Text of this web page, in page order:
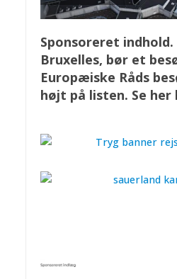
Sponsoreret
Bruxelles, bør et
Europæiske Råds
højt på listen. Se